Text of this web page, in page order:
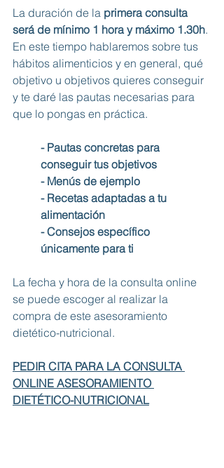
La duración de la primera consulta
será de mínimo 1 hora y máximo 1.30h.
En este tiempo hablaremos sobre tus
hábitos alimenticios y en general, qué
objetivo u objetivos quieres conseguir
y te daré las pautas necesarias para
que lo pongas en práctica.
- Pautas concretas para
conseguir tus objetivos
- Menús de ejemplo
- Recetas adaptadas a tu
alimentación
- Consejos específico
únicamente para ti
La fecha y hora de la consulta online
se puede escoger al realizar la
compra de este asesoramiento
dietético-nutricional.
PEDIR CITA PARA LA CONSULTA
ONLINE ASESORAMIENTO
DIETÉTICO-NUTRICIONAL